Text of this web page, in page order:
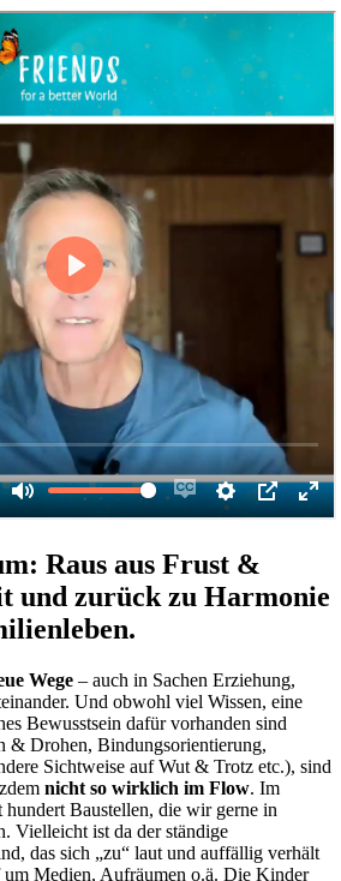
Raus aus Frust &
und zurück zu Harmonie
Wege – auch in Sachen Erziehung,
Und obwohl viel Wissen, eine
Bewusstsein dafür vorhanden sind
& Drohen, Bindungsorientierung,
Sichtweise auf Wut & Trotz etc.), sind
nicht so wirklich im Flow. Im
Baustellen, die wir gerne in
Vielleicht ist da der ständige
das sich „zu“ laut und auffällig verhält
um Medien, Aufräumen o.ä. Die Kinder